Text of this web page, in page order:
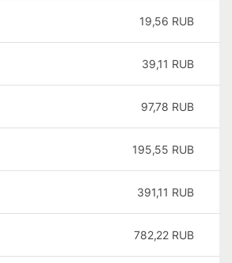
19,56 RUB
39,11 RUB
97,78 RUB
195,55 RUB
391,11 RUB
782,22 RUB